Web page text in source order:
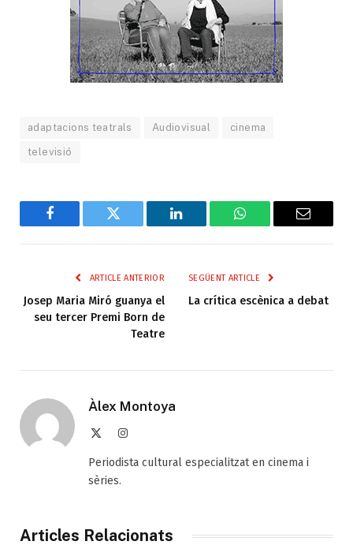
adaptacions teatrals Audiovisual cinema
televisió
Facebook Twitter LinkedIn WhatsAppEmail
ARTICLE ANTERIOR
Josep Maria Miró guanya el
seu tercer Premi Born de
Teatre
SEGÜENT ARTICLE
La crítica escènica a debat
Àlex Montoya
Instagram
Periodista cultural especialitzat en cinema i
sèries.
Articles Relacionats